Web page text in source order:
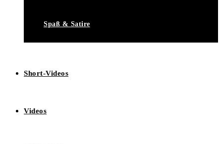
Spaß & Satire
Short-Videos
Videos